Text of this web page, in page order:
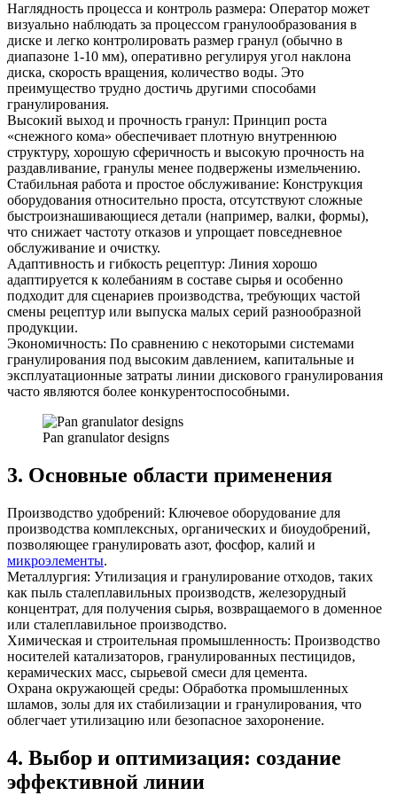
Наглядность процесса и контроль размера: Оператор может
визуально наблюдать за процессом гранулообразования в
диске и легко контролировать размер гранул (обычно в
диапазоне 1-10 мм), оперативно регулируя угол наклона
диска, скорость вращения, количество воды. Это
преимущество трудно достичь другими способами
гранулирования.
Высокий выход и прочность гранул: Принцип роста
«снежного кома» обеспечивает плотную внутреннюю
структуру, хорошую сферичность и высокую прочность на
раздавливание, гранулы менее подвержены измельчению.
Стабильная работа и простое обслуживание: Конструкция
оборудования относительно проста, отсутствуют сложные
быстроизнашивающиеся детали (например, валки, формы),
что снижает частоту отказов и упрощает повседневное
обслуживание и очистку.
Адаптивность и гибкость рецептур: Линия хорошо
адаптируется к колебаниям в составе сырья и особенно
подходит для сценариев производства, требующих частой
смены рецептур или выпуска малых серий разнообразной
продукции.
Экономичность: По сравнению с некоторыми системами
гранулирования под высоким давлением, капитальные и
эксплуатационные затраты линии дискового гранулирования
часто являются более конкурентоспособными.
Pan granulator designs
3. Основные области применения
Производство удобрений: Ключевое оборудование для
производства комплексных, органических и биоудобрений,
позволяющее гранулировать азот, фосфор, калий и
микроэлементы.
Металлургия: Утилизация и гранулирование отходов, таких
как пыль сталеплавильных производств, железорудный
концентрат, для получения сырья, возвращаемого в доменное
или сталеплавильное производство.
Химическая и строительная промышленность: Производство
носителей катализаторов, гранулированных пестицидов,
керамических масс, сырьевой смеси для цемента.
Охрана окружающей среды: Обработка промышленных
шламов, золы для их стабилизации и гранулирования, что
облегчает утилизацию или безопасное захоронение.
4. Выбор и оптимизация: создание
эффективной линии